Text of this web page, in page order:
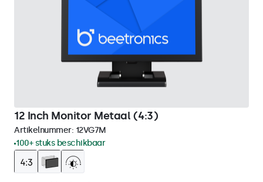
12 Inch Monitor Metaal (4:3)
Artikelnummer: 12VG7M
100+ stuks beschikbaar